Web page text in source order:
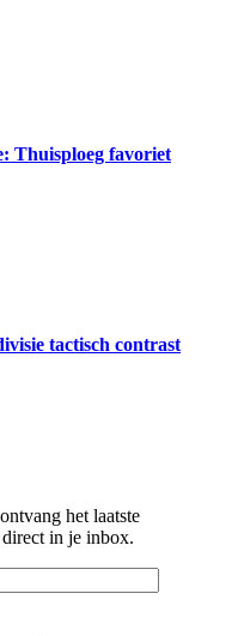
Thuisploeg favoriet
tactisch contrast
het laatste
in je inbox.